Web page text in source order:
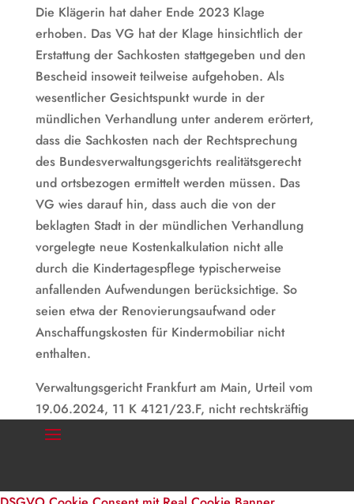
Die Klägerin hat daher Ende 2023 Klage
erhoben. Das VG hat der Klage hinsichtlich der
Erstattung der Sachkosten stattgegeben und den
Bescheid insoweit teilweise aufgehoben. Als
wesentlicher Gesichtspunkt wurde in der
mündlichen Verhandlung unter anderem erörtert,
dass die Sachkosten nach der Rechtsprechung
des Bundesverwaltungsgerichts realitätsgerecht
und ortsbezogen ermittelt werden müssen. Das
VG wies darauf hin, dass auch die von der
beklagten Stadt in der mündlichen Verhandlung
vorgelegte neue Kostenkalkulation nicht alle
durch die Kindertagespflege typischerweise
anfallenden Aufwendungen berücksichtige. So
seien etwa der Renovierungsaufwand oder
Anschaffungskosten für Kindermobiliar nicht
enthalten.
Verwaltungsgericht Frankfurt am Main, Urteil vom
19.06.2024, 11 K 4121/23.F, nicht rechtskräftig